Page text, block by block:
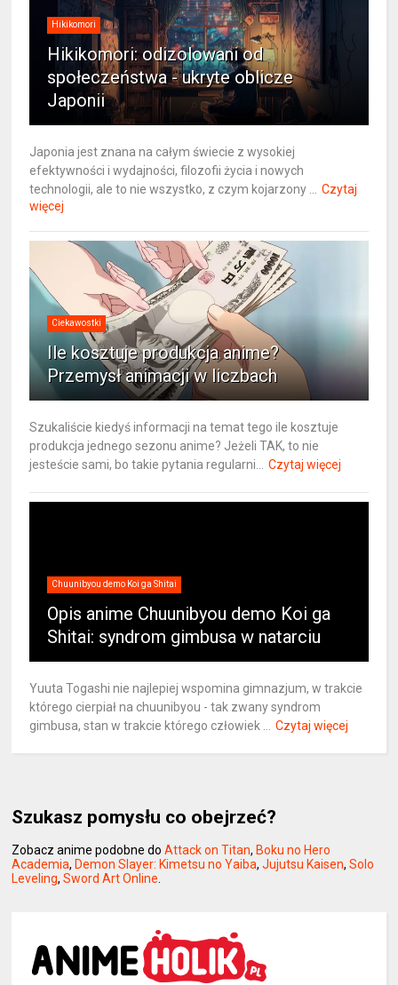
Hikikomori
Hikikomori: odizolowani od
społeczeństwa - ukryte oblicze
Japonii
Japonia jest znana na całym świecie z wysokiej
efektywności i wydajności, filozofii życia i nowych
technologii, ale to nie wszystko, z czym kojarzony ...
Czytaj
więcej
Ciekawostki
Ile kosztuje produkcja anime?
Przemysł animacji w liczbach
Szukaliście kiedyś informacji na temat tego ile kosztuje
produkcja jednego sezonu anime? Jeżeli TAK, to nie
jesteście sami, bo takie pytania regularni...
Czytaj więcej
Chuunibyou demo Koi ga Shitai
Opis anime Chuunibyou demo Koi ga
Shitai: syndrom gimbusa w natarciu
Yuuta Togashi nie najlepiej wspomina gimnazjum, w trakcie
którego cierpiał na chuunibyou - tak zwany syndrom
gimbusa, stan w trakcie którego człowiek ...
Czytaj więcej
Szukasz pomysłu co obejrzeć?
Zobacz anime podobne doAttack on Titan, Boku no Hero
Academia, Demon Slayer: Kimetsu no Yaiba,Jujutsu Kaisen,Solo
Leveling,Sword Art Online